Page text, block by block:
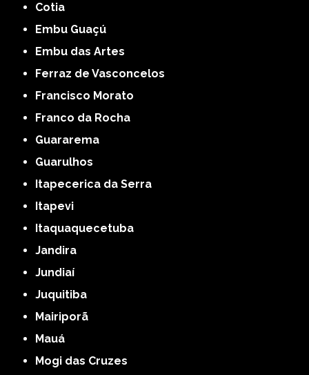
Cotia
Embu Guaçú
Embu das Artes
Ferraz de Vasconcelos
Francisco Morato
Franco da Rocha
Guararema
Guarulhos
Itapecerica da Serra
Itapevi
Itaquaquecetuba
Jandira
Jundiaí
Juquitiba
Mairiporã
Mauá
Mogi das Cruzes